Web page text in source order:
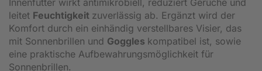
leitet Feuchtigkeit zuverlässig ab. Ergänzt wird der
Komfort durch ein einhändig verstellbares Visier, das
mit Sonnenbrillen und Goggles kompatibel ist, sowie
eine praktische Aufbewahrungsmöglichkeit für
Sonnenbrillen.